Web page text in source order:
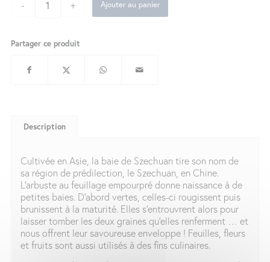
- + Ajouter au panier
Partager ce produit
Description
Cultivée en Asie, la baie de Szechuan tire son nom de
sa région de prédilection, le Szechuan, en Chine.
L’arbuste au feuillage empourpré donne naissance à de
petites baies. D’abord vertes, celles-ci rougissent puis
brunissent à la maturité. Elles s’entrouvrent alors pour
laisser tomber les deux graines qu’elles renferment … et
nous offrent leur savoureuse enveloppe ! Feuilles, fleurs
et fruits sont aussi utilisés à des fins culinaires.